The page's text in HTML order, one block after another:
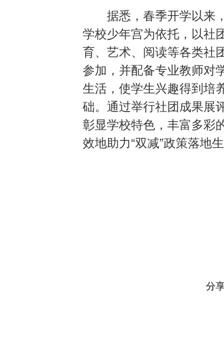
据悉，春季开学以来
学校少年宫为依托，以社
育、艺术、阅读等各类社
参加，并配备专业教师对
生活，使学生兴趣得到培
础。通过举行社团成果展
彰显学校特色，丰富多彩
效地助力“双减”政策落地生
分